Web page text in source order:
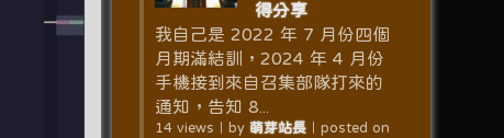
得分享
我自己是 2022 年 7 月份四個
月期滿結訓，2024 年 4 月份
手機接到來自召集部隊打來的
通知，告知 8...
14 views by 萌芽站長｜ posted on